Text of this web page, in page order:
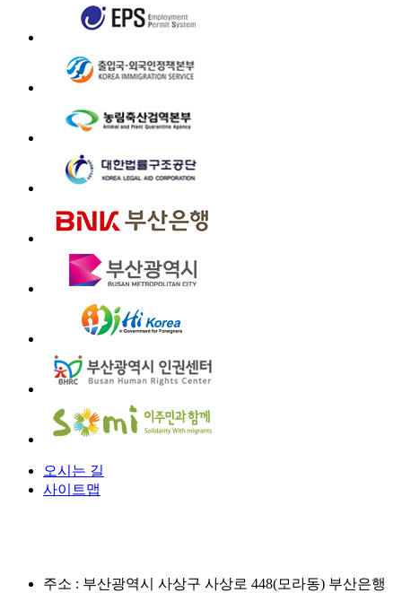
오시는 길
사이트맵
주소 : 부산광역시 사상구 사상로 448(모라동) 부산은행